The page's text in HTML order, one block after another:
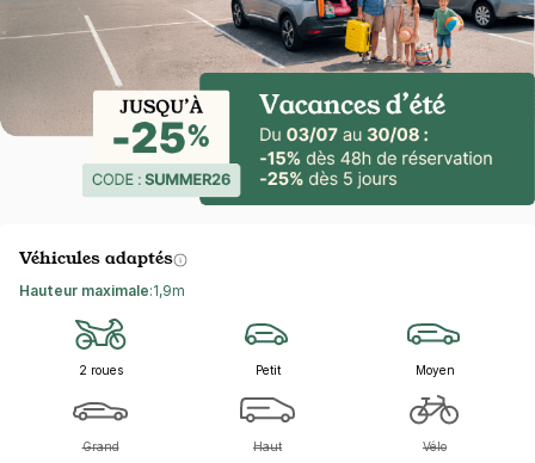
Véhicules adaptés
Hauteur maximale:1,9m
2 roues Petit Moyen
Grand Haut Vélo